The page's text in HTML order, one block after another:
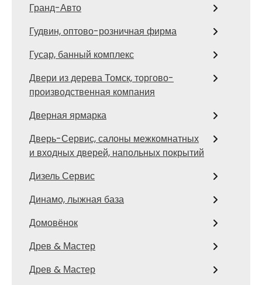
Гранд-Авто
Гудвин, оптово-розничная фирма
Гусар, банный комплекс
Двери из дерева Томск, торгово-
производственная компания
Дверная ярмарка
Дверь-Сервис, салоны межкомнатных
и входных дверей, напольных покрытий
Дизель Сервис
Динамо, лыжная база
Домовёнок
Древ & Мастер
Древ & Мастер